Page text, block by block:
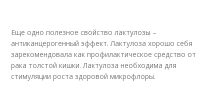
Еще одно полезное свойство лактулозы –
антиканцерогенный эффект. Лактулоза хорошо себя
зарекомендовала как профилактическое средство от
рака толстой кишки. Лактулоза необходима для
стимуляции роста здоровой микрофлоры.